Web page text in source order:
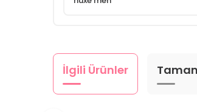
İlgili Ürünler